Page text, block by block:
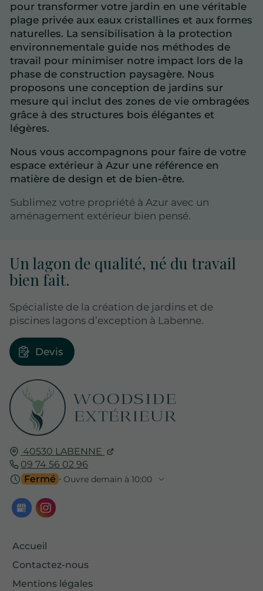
pour transformer votre jardin en une véritable
plage privée aux eaux cristallines et aux formes
naturelles. La sensibilisation à la protection
environnementale guide nos méthodes de
travail pour minimiser notre impact lors de la
phase de construction paysagère. Nous
proposons une conception de jardins sur
mesure qui inclut des zones de vie ombragées
grâce à des structures bois élégantes et
légères.
Nous vous accompagnons pour faire de votre
espace extérieur à Azur une référence en
matière de design et de bien-être.
Sublimez votre propriété à Azur avec un
aménagement extérieur bien pensé.
40530 LABENNE
09 74 56 02 96
Fermé ⋅ Ouvre demain à 10:00
Accueil
Contactez-nous
Mentions légales
Un lagon de qualité, né du travail
bien fait.
Spécialiste de la création de jardins et de
piscines lagons d’exception à Labenne.
Devis